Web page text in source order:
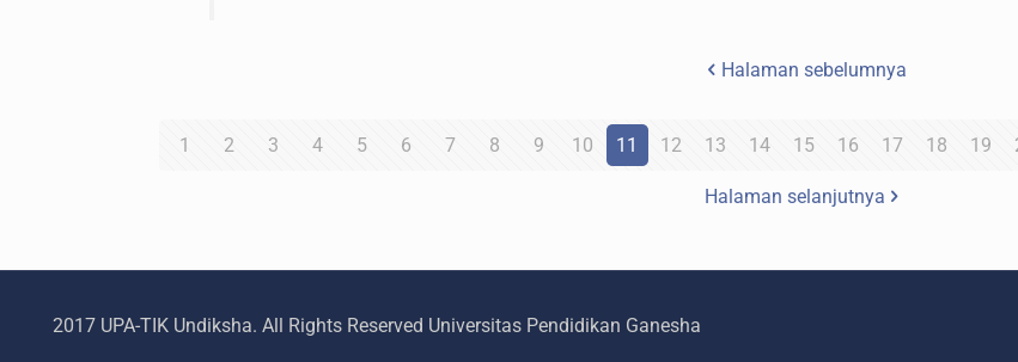
Halaman sebelumnya
1 2 3 4 5 6 7 8 9 10 11 12 13 14 15 16 17 18 19
Halaman selanjutnya
2017 UPA-TIK Undiksha. All Rights Reserved Universitas Pendidikan Ganesha